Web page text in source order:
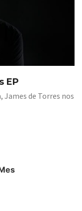
EP
James de Torres nos